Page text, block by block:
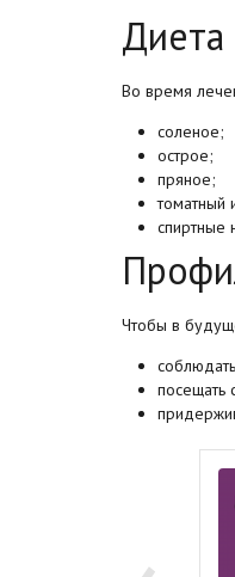
Диета
Во время
соленое;
острое;
пряное;
томатный
спиртные
Чтобы в
посещать